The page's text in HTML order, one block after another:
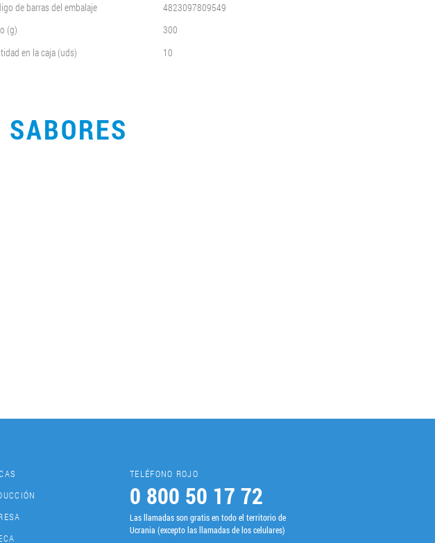
de barras del embalaje
4823097809549
(g)
300
en la caja (uds)
10
TELÉFONO ROJO
0 800 50 17 72
Las llamadas son gratis en todo el territorio de
Ucrania (excepto las llamadas de los celulares)